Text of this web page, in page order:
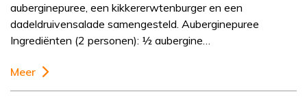
auberginepuree, een kikkererwtenburger en een
dadeldruivensalade samengesteld. Auberginepuree
Ingrediënten (2 personen): ½ aubergine…
Meer